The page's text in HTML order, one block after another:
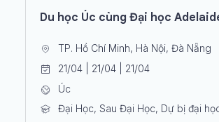
Du học Úc cùng Đại học
TP. Hồ Chí Minh, Hà Nội, Đà Nẵng
21/04 | 21/04 | 21/04
Úc
Đại Học, Sau Đại Học, Dự bị đại